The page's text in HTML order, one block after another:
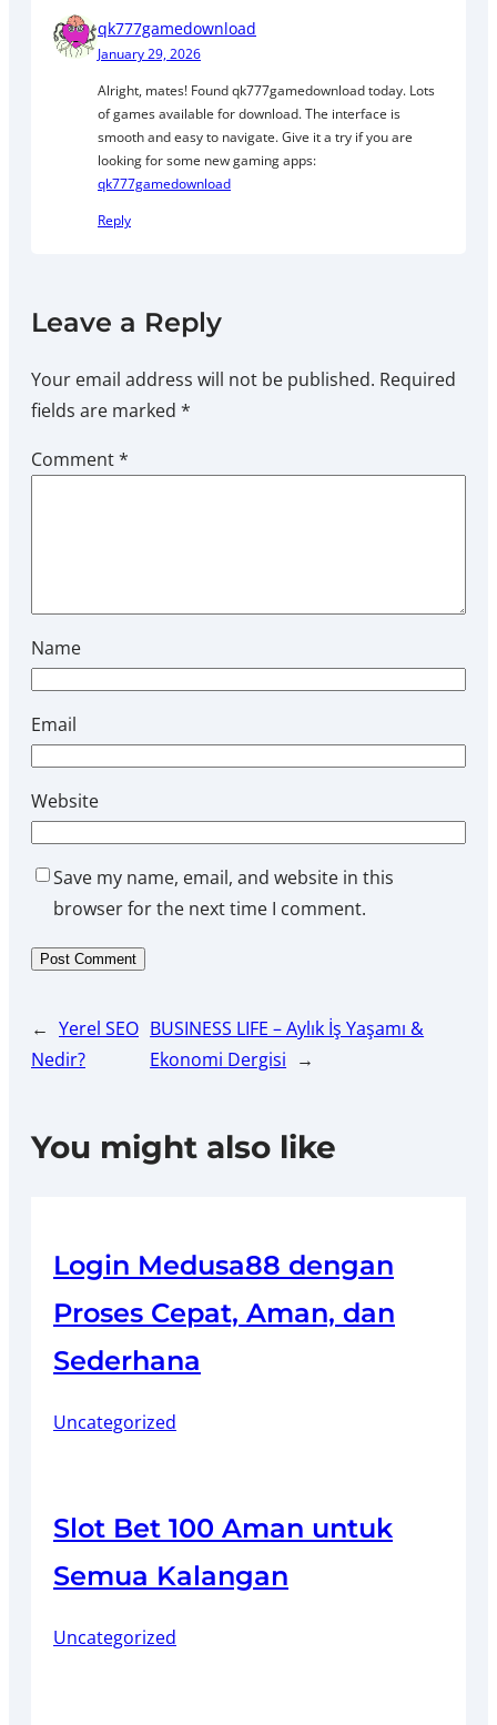
qk777gamedownload
January 29, 2026
Alright, mates! Found qk777gamedownload today. Lots
of games available for download. The interface is
smooth and easy to navigate. Give it a try if you are
looking for some new gaming apps:
qk777gamedownload
Reply
Leave a Reply
Your email address will not be published. Required
fields are marked *
Comment*
Name
Email
Website
Save my name, email, and website in this
browser for the next time I comment.
← Yerel SEO
Nedir?
BUSINESS LIFE – Aylık İş Yaşamı &
Ekonomi Dergisi →
You might also like
Login Medusa88 dengan
Proses Cepat, Aman, dan
Sederhana
Uncategorized
Slot Bet 100 Aman untuk
Semua Kalangan
Uncategorized